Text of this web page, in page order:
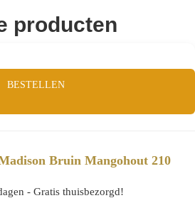
producten
BESTELLEN
Bruin Mangohout 210
- Gratis thuisbezorgd!